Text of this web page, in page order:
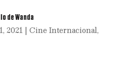
de Wanda
2021| Cine Internacional,